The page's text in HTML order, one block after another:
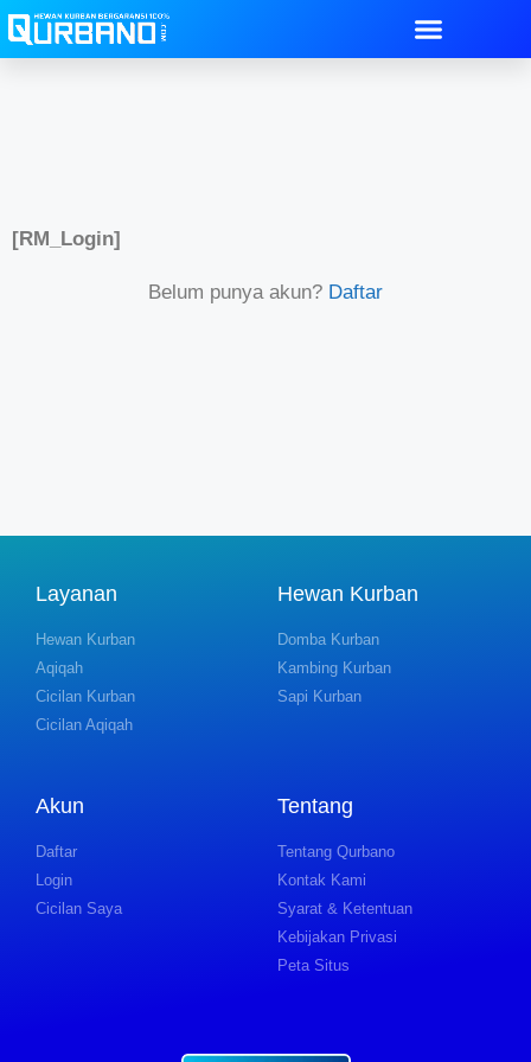
[RM_Login]
Belum punya akun? Daftar
Layanan
Hewan Kurban
Aqiqah
Cicilan Kurban
Cicilan Aqiqah
Hewan Kurban
Domba Kurban
Kambing Kurban
Sapi Kurban
Akun
Daftar
Login
Cicilan Saya
Tentang
Tentang Qurbano
Kontak Kami
Syarat & Ketentuan
Kebijakan Privasi
Peta Situs